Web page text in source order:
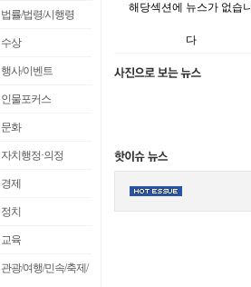
법률/법령/시행령
수상
행사/이벤트
인물포커스
문화
자치행정·의정
경제
정치
교육
관광/여행/민속/축제/
해당섹션에 뉴스가 없습니
다